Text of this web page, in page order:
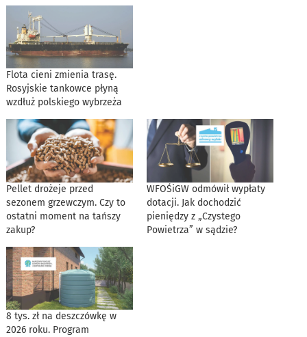
Flota cieni zmienia trasę.
Rosyjskie tankowce płyną
wzdłuż polskiego wybrzeża
Pellet drożeje przed
sezonem grzewczym. Czy to
ostatni moment na tańszy
zakup?
WFOŚiGW odmówił wypłaty
dotacji. Jak dochodzić
pieniędzy z „Czystego
Powietrza” w sądzie?
8 tys. zł na deszczówkę w
2026 roku. Program